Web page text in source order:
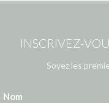
INSCRIVEZ-
Soyez les
Nom